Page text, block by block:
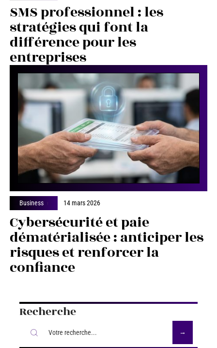
SMS professionnel : les
stratégies qui font la
différence pour les
entreprises
Business 14 mars 2026
Cybersécurité et paie
dématérialisée : anticiper les
risques et renforcer la
confiance
Recherche